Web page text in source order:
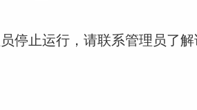
停止运行，请联系管理员了